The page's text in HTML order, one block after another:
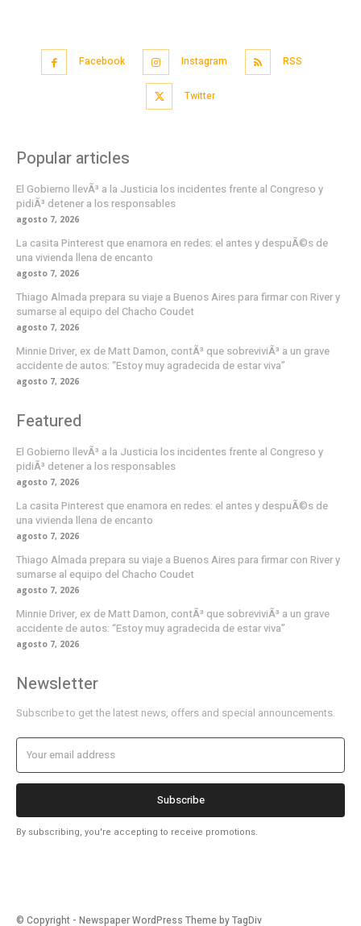
Facebook Instagram RSS
Twitter
Popular articles
El Gobierno llevÃ³ a la Justicia los incidentes frente al Congreso y
pidiÃ³ detener a los responsables
agosto 7, 2026
La casita Pinterest que enamora en redes: el antes y despuÃ©s de
una vivienda llena de encanto
agosto 7, 2026
Thiago Almada prepara su viaje a Buenos Aires para firmar con River y
sumarse al equipo del Chacho Coudet
agosto 7, 2026
Minnie Driver, ex de Matt Damon, contÃ³ que sobreviviÃ³ a un grave
accidente de autos: “Estoy muy agradecida de estar viva”
agosto 7, 2026
Featured
El Gobierno llevÃ³ a la Justicia los incidentes frente al Congreso y
pidiÃ³ detener a los responsables
agosto 7, 2026
La casita Pinterest que enamora en redes: el antes y despuÃ©s de
una vivienda llena de encanto
agosto 7, 2026
Thiago Almada prepara su viaje a Buenos Aires para firmar con River y
sumarse al equipo del Chacho Coudet
agosto 7, 2026
Minnie Driver, ex de Matt Damon, contÃ³ que sobreviviÃ³ a un grave
accidente de autos: “Estoy muy agradecida de estar viva”
agosto 7, 2026
Newsletter
Subscribe to get the latest news, offers and special announcements.
Subscribe
By subscribing, you're accepting to receive promotions.
© Copyright - Newspaper WordPress Theme by TagDiv